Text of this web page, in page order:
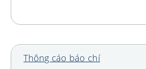
Thông cáo báo chí